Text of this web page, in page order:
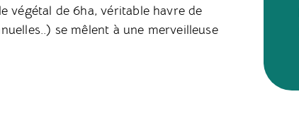
végétal de 6ha, véritable havre de
se mêlent à une merveilleuse